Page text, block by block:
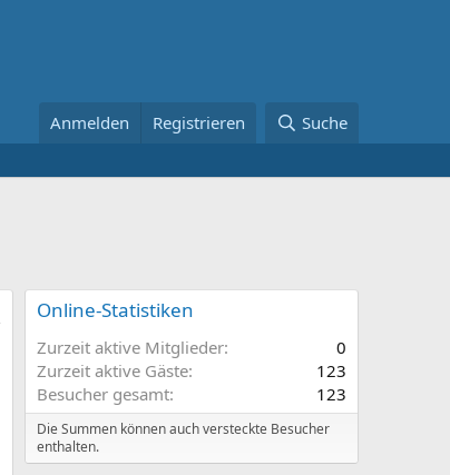
Anmelden Registrieren Suche
Online-Statistiken
Zurzeit aktive Mitglieder
0
Zurzeit aktive Gäste
123
Besucher gesamt
123
Die Summen können auch versteckte Besucher
enthalten.